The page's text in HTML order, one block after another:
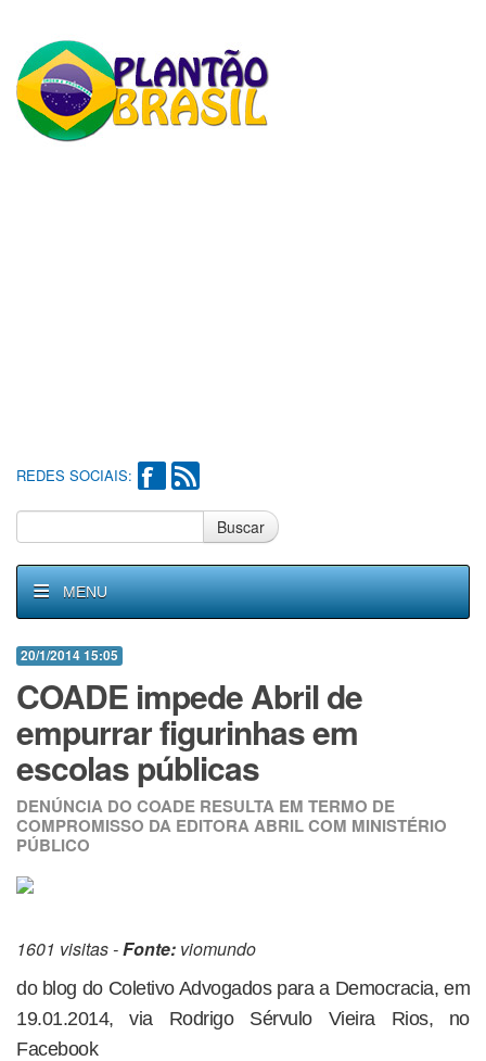
REDES SOCIAIS:
Buscar
MENU
20/1/2014 15:05
COADE impede Abril de
empurrar figurinhas em
escolas públicas
DENÚNCIA DO COADE RESULTA EM TERMO DE
COMPROMISSO DA EDITORA ABRIL COM MINISTÉRIO
PÚBLICO
1601 visitas -Fonte: viomundo
do blog do Coletivo Advogados para a Democracia, em
19.01.2014, via Rodrigo Sérvulo Vieira Rios, no
Facebook